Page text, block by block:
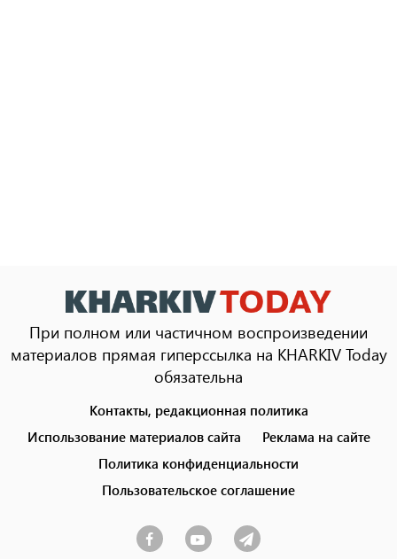
При полном или частичном воспроизведении
материалов прямая гиперссылка на KHARKIV Today
обязательна
menu
Контакты, редакционная политика
Использование материалов сайта
Реклама на сайте
Политика конфиденциальности
Пользовательское соглашение